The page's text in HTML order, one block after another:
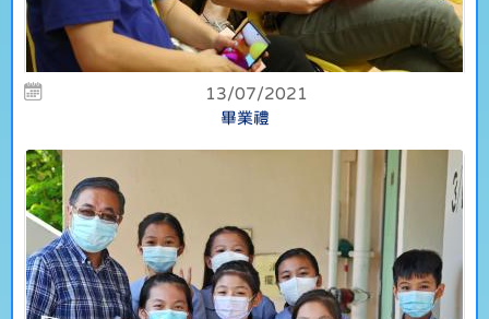
13/07/2021
畢業禮